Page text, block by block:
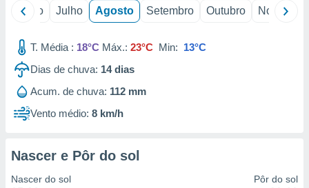
Junho Julho Agosto Setembro Outubro Novembro
T. Média : 18°C Máx.: 23°C Min: 13°C
Dias de chuva: 14dias
Acum. de chuva: 112 mm
Vento médio: 8 km/h
Nascer e Pôr do sol
Nascer do sol Pôr do sol